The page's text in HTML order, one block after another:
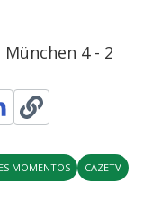
4 - 2
MOMENTOS CAZETV